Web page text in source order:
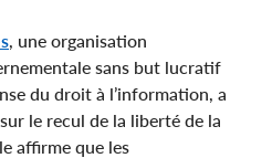
, une organisation
sans but lucratif
du droit à l’information, a
le recul de la liberté de la
affirme que les